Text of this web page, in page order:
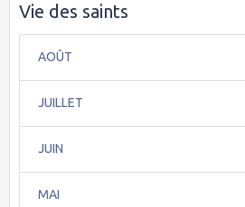
Vie des saints
AOÛT
JUILLET
JUIN
MAI